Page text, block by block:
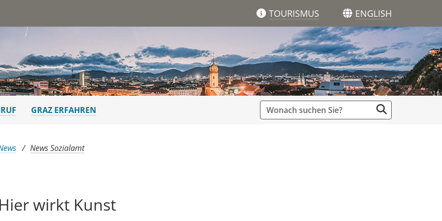
TOURISMUS ENGLISH
GRAZ ERFAHREN
News Sozialamt
wirkt Kunst